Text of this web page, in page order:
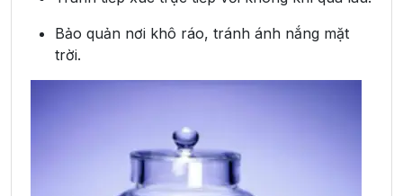
Bảo quản nơi khô ráo, tránh ánh nắng mặt
trời.